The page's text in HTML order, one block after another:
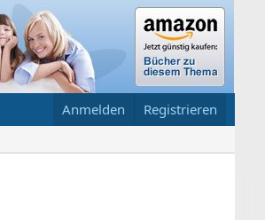
Anmelden Registrieren